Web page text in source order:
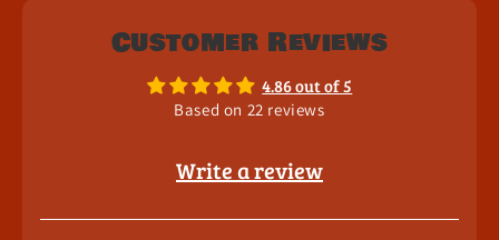
Customer Reviews
4.86 out of 5
Based on 22 reviews
Write a review